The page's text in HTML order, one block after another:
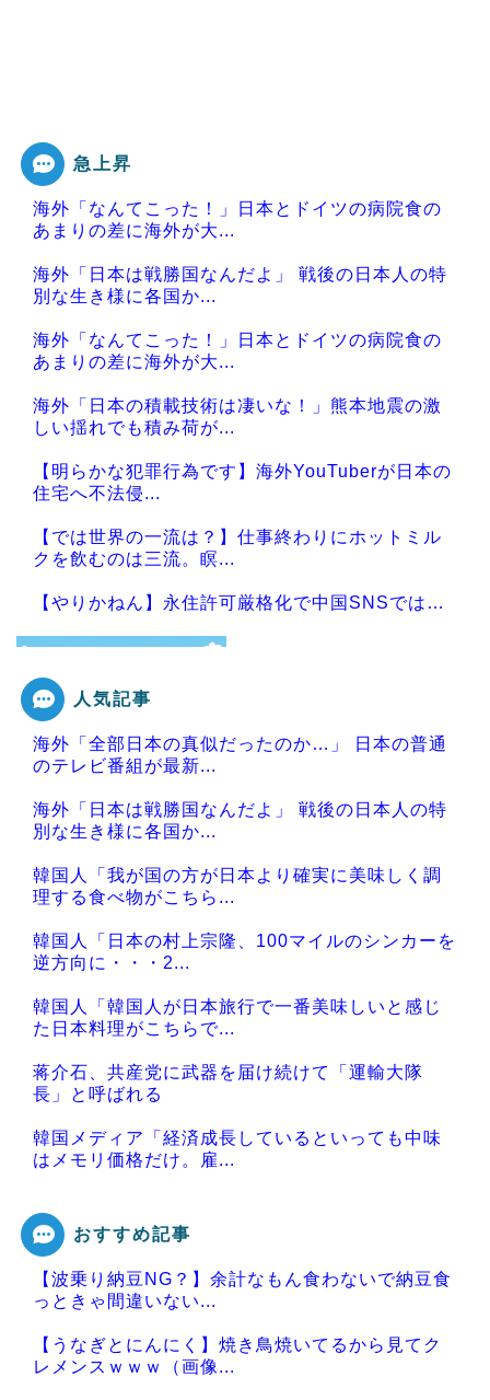
急上昇
海外「なんてこった！」日本とドイツの病院食の
あまりの差に海外が大...
海外「日本は戦勝国なんだよ」 戦後の日本人の特
別な生き様に各国か...
海外「なんてこった！」日本とドイツの病院食の
あまりの差に海外が大...
海外「日本の積載技術は凄いな！」熊本地震の激
しい揺れでも積み荷が...
【明らかな犯罪行為です】海外YouTuberが日本の
住宅へ不法侵...
【では世界の一流は？】仕事終わりにホットミル
クを飲むのは三流。瞑...
【やりかねん】永住許可厳格化で中国SNSでは…
Powered by livedoor 相互RSS
人気記事
海外「全部日本の真似だったのか…」 日本の普通
のテレビ番組が最新...
海外「日本は戦勝国なんだよ」 戦後の日本人の特
別な生き様に各国か...
韓国人「我が国の方が日本より確実に美味しく調
理する食べ物がこちら...
韓国人「日本の村上宗隆、100マイルのシンカーを
逆方向に・・・2...
韓国人「韓国人が日本旅行で一番美味しいと感じ
た日本料理がこちらで...
蒋介石、共産党に武器を届け続けて「運輸大隊
長」と呼ばれる
韓国メディア「経済成長しているといっても中味
はメモリ価格だけ。雇...
Powered by livedoor 相互RSS
おすすめ記事
【波乗り納豆NG？】余計なもん食わないで納豆食
っときゃ間違いない...
【うなぎとにんにく】焼き鳥焼いてるから見てク
レメンスｗｗｗ（画像...